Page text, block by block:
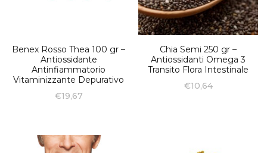
Benex Rosso Thea 100 gr –
Antiossidante
Antinfiammatorio
Vitaminizzante Depurativo
€19,67
Chia Semi 250 gr –
Antiossidanti Omega 3
Transito Flora Intestinale
€10,64